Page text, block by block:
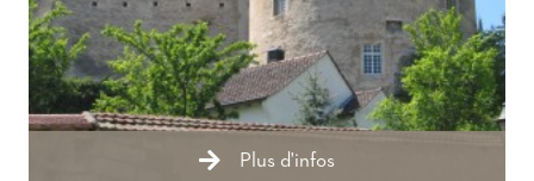
Plus d'infos